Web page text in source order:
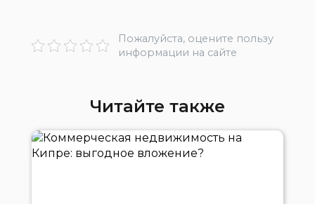
Пожалуйста, оцените пользу
информации на сайте
Читайте также